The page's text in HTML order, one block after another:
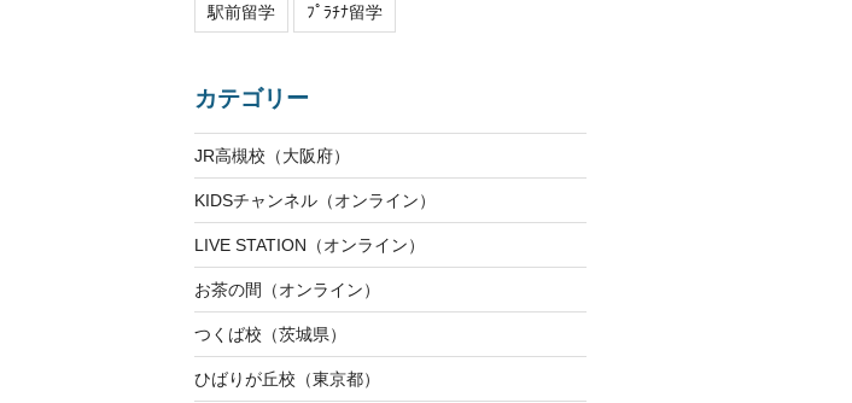
駅前留学 ﾌﾟﾗﾁﾅ留学
カテゴリー
JR高槻校（大阪府）
KIDSチャンネル（オンライン）
LIVE STATION（オンライン）
お茶の間（オンライン）
つくば校（茨城県）
ひばりが丘校（東京都）